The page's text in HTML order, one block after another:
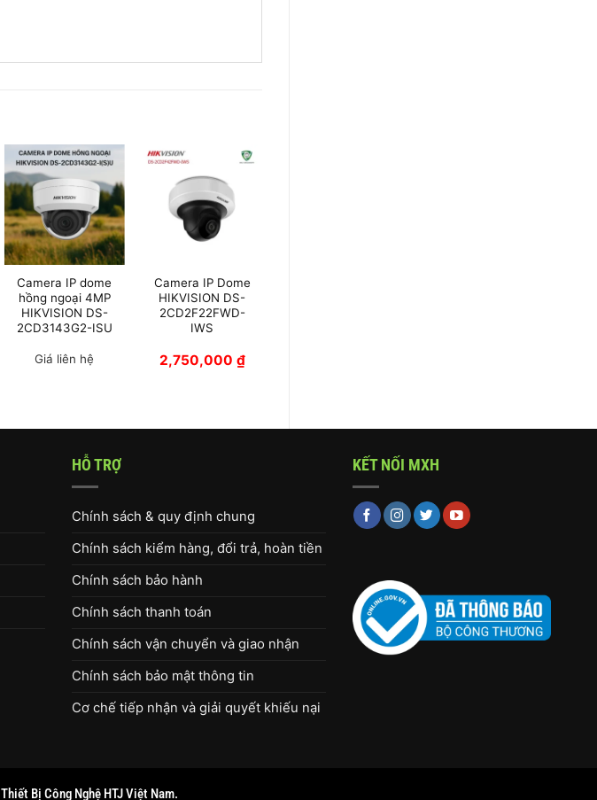
Camera IP dome
hồng ngoại 4MP
HIKVISION DS-
2CD3143G2-ISU
Giá liên hệ
Camera IP Dome
HIKVISION DS-
2CD2F22FWD-
IWS
2,750,000 ₫
HỖ TRỢ
Chính sách & quy định chung
Chính sách kiểm hàng, đổi trả, hoàn tiền
Chính sách bảo hành
Chính sách thanh toán
Chính sách vận chuyển và giao nhận
Chính sách bảo mật thông tin
Cơ chế tiếp nhận và giải quyết khiếu nại
KẾT NỐI MXH
Bị Công Nghệ HTJ Việt Nam.